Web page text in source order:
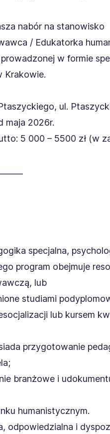
nabór na stanowisko
/ Edukatorka
w formie
Krakowie.
ul.
maja 2026r.
5 000 – 5500 zł (w
specjalna,
program obejmuje
lub
studiami
lub kursem
przygotowanie
branżowe i
humanistycznym.
odpowiedzialna i